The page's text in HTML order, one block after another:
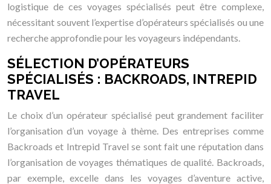
logistique de ces voyages spécialisés peut être complexe,
nécessitant souvent l’expertise d’opérateurs spécialisés ou une
recherche approfondie pour les voyageurs indépendants.
SÉLECTION D’OPÉRATEURS
SPÉCIALISÉS : BACKROADS, INTREPID
TRAVEL
Le choix d’un opérateur spécialisé peut grandement faciliter
l’organisation d’un voyage à thème. Des entreprises comme
Backroads et Intrepid Travel se sont fait une réputation dans
l’organisation de voyages thématiques de qualité. Backroads,
par exemple, excelle dans les voyages d’aventure active,